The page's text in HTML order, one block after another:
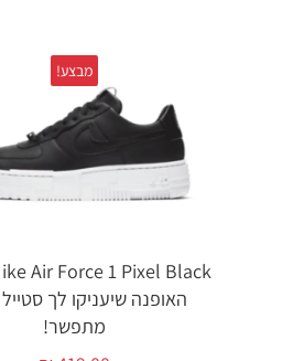
מבצע!
האופנה שיעניקו לך
מתפשר!